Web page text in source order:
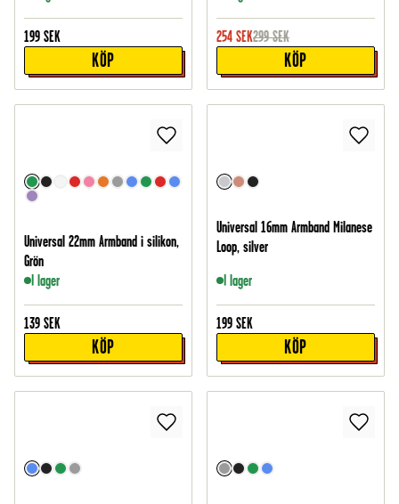
199 SEK
KÖP
254 SEK299 SEK
KÖP
Universal 22mm Armband i silikon,
Grön
I lager
139 SEK
KÖP
Universal 16mm Armband Milanese
Loop, silver
I lager
199 SEK
KÖP